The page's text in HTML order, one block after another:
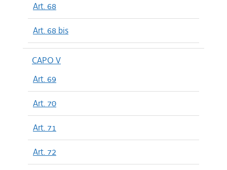
Art. 68
Art. 68 bis
CAPO V
Art. 69
Art. 70
Art. 71
Art. 72